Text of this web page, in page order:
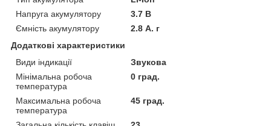
Напруга акумулятору
3.7 В
Ємність акумулятору
2.8 А. г
Додаткові характеристики
Види індикації
Звукова
Мінімальна робоча
температура
0 град.
Максимальна робоча
температура
45 град.